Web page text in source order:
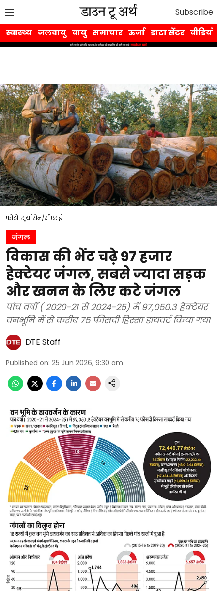
Subscribe
स्वास्थ्य जलवायु वायु समाचार ऊर्जा डाटा सेंटर वीडियो
फोटो: सूर्या सेन/सीएसई
जंगल
विकास की भेंट चढ़े 97 हजार
हेक्टेयर जंगल, सबसे ज्यादा सड़क
और खनन के लिए कटे जंगल
पांच वर्षों ( 2020-21 से 2024-25) में 97,050.3 हेक्टेयर
वनभूमि में से करीब 75 फीसदी हिस्सा डायवर्ट किया गया
DTE Staff
Published on: 25 Jun 2026, 9:30 am